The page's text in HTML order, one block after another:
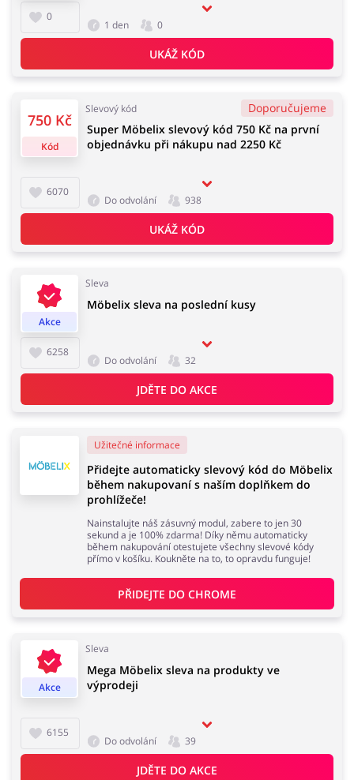
Počítače foto a elektronika
Auto Oblečení, obuv a doplňky
Domácnost a spotřebiče Turistika a cestování
0
1 den 0
UKÁŽ KÓD
750 Kč
Kód
Slevový kód Doporučujeme
6070
Super Möbelix slevový kód 750 Kč na první
objednávku při nákupu nad 2250 Kč
Do odvolání 938
UKÁŽ KÓD
Akce
Sleva
6258
Möbelix sleva na poslední kusy
Do odvolání 32
JDĚTE DO AKCE
Akce
Sleva
6155
Mega Möbelix sleva na produkty ve
výprodeji
Do odvolání 39
JDĚTE DO AKCE
Užitečné informace
Přidejte automaticky slevový kód do Möbelix
během nakupovaní s naším doplňkem do
prohlížeče!
Nainstalujte náš zásuvný modul, zabere to jen 30
sekund a je 100% zdarma! Díky němu automaticky
během nakupování otestujete všechny slevové kódy
přímo v košíku. Koukněte na to, to opravdu funguje!
PŘIDEJTE DO CHROME